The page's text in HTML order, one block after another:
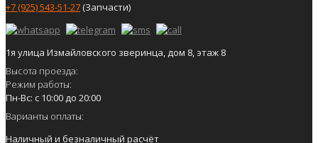
+7 (925) 543-51-27(Запчасти)
1я улица Измайловского зверинца, дом 8, этаж 8
Высота проезда:
Режим работы:
Пн-Вс: с 10:00 до 20:00
Варианты оплаты:
Наличный и безналичный расчёт